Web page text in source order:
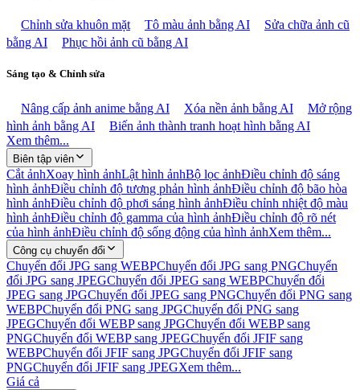
Chỉnh sửa khuôn mặt Tô màu ảnh bằng AI
Sửa chữa ảnh cũ
bằng AI
Phục hồi ảnh cũ bằng AI
Sáng tạo & Chỉnh sửa
Nâng cấp ảnh anime bằng AI Xóa nền ảnh bằng AI
Mở rộng
hình ảnh bằng AI
Biến ảnh thành tranh hoạt hình bằng AI
Xem thêm...
Biên tập viên
Cắt ảnhXoay hình ảnhLật hình ảnhBộ lọc ảnhĐiều chỉnh độ sáng
hình ảnhĐiều chỉnh độ tương phản hình ảnhĐiều chỉnh độ bão hòa
hình ảnhĐiều chỉnh độ phơi sáng hình ảnhĐiều chỉnh nhiệt độ màu
hình ảnhĐiều chỉnh độ gamma của hình ảnhĐiều chỉnh độ rõ nét
của hình ảnhĐiều chỉnh độ sống động của hình ảnhXem thêm...
Công cụ chuyển đổi
Chuyển đổi JPG sang WEBPChuyển đổi JPG sang PNGChuyển
đổi JPG sang JPEGChuyển đổi JPEG sang WEBPChuyển đổi
JPEG sang JPGChuyển đổi JPEG sang PNGChuyển đổi PNG sang
WEBPChuyển đổi PNG sang JPGChuyển đổi PNG sang
JPEGChuyển đổi WEBP sang JPGChuyển đổi WEBP sang
PNGChuyển đổi WEBP sang JPEGChuyển đổi JFIF sang
WEBPChuyển đổi JFIF sang JPGChuyển đổi JFIF sang
PNGChuyển đổi JFIF sang JPEGXem thêm...
Giá cả